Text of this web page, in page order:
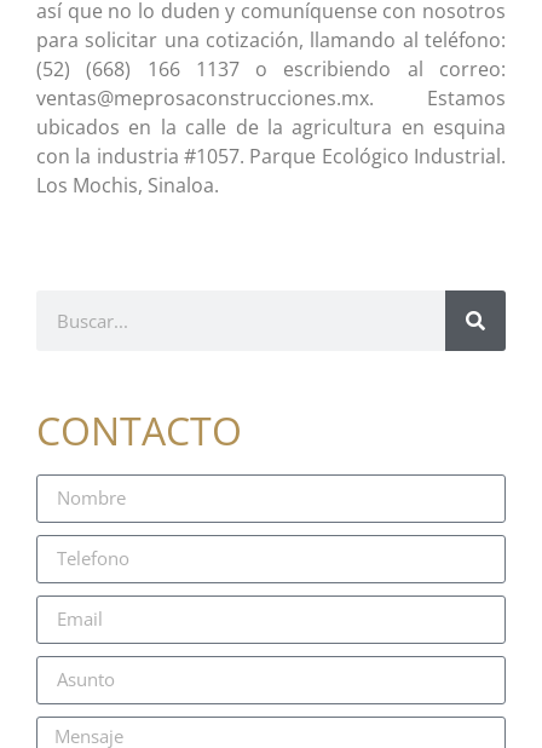
así que no lo duden y comuníquense con nosotros
para solicitar una cotización, llamando al teléfono:
(52) (668) 166 1137 o escribiendo al correo:
ventas@meprosaconstrucciones.mx. Estamos
ubicados en la calle de la agricultura en esquina
con la industria #1057. Parque Ecológico Industrial.
Los Mochis, Sinaloa.
CONTACTO